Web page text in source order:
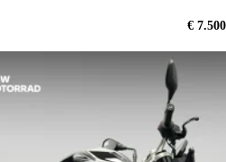
€ 7.500